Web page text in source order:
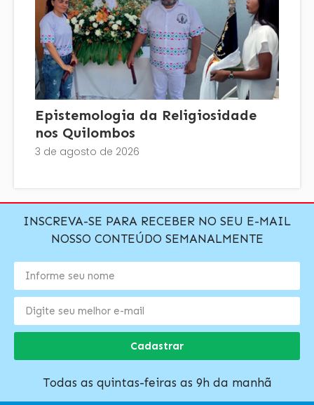
Epistemologia da Religiosidade
nos Quilombos
3 de agosto de 2026
INSCREVA-SE PARA RECEBER NO SEU E-MAIL
NOSSO CONTEÚDO SEMANALMENTE
Cadastrar
Todas as quintas-feiras as 9h da manhã